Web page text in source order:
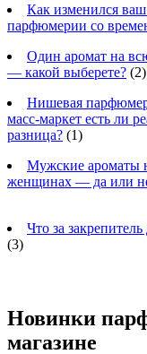
Как изменился ваш
парфюмерии со
Один аромат на
— какой выберете? (2)
Нишевая
масс-маркет есть ли
разница? (1)
Мужские ароматы
женщинах — да или
Что за закрепитель
(3)
Новинки
магазине